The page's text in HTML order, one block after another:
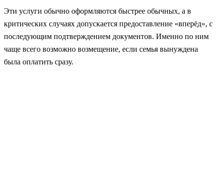
Эти услуги обычно оформляются быстрее обычных, а в
критических случаях допускается предоставление «вперёд», с
последующим подтверждением документов. Именно по ним
чаще всего возможно возмещение, если семья вынуждена
была оплатить сразу.